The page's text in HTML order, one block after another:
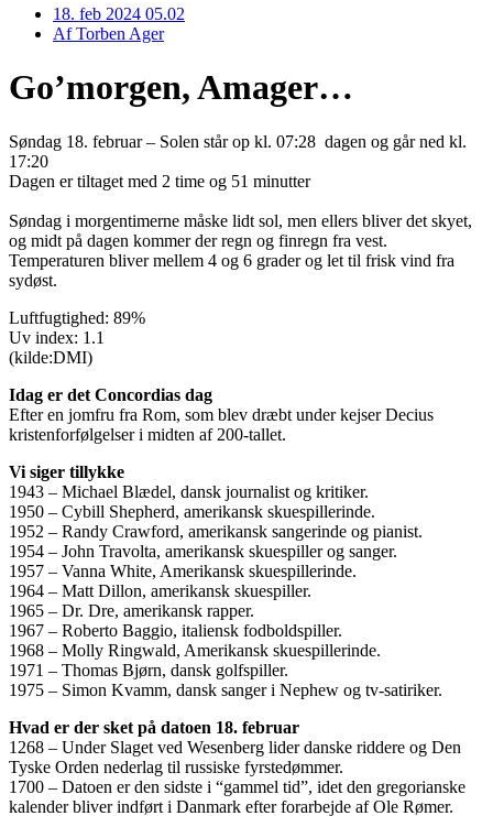
18. feb 2024 05.02
AfTorben Ager
Go’morgen, Amager…
Søndag 18. februar – Solen står op kl. 07:28 dagen og går ned kl.
17:20
Dagen er tiltaget med 2 time og 51 minutter
Søndag i morgentimerne måske lidt sol, men ellers bliver det skyet,
og midt på dagen kommer der regn og finregn fra vest.
Temperaturen bliver mellem 4 og 6 grader og let til frisk vind fra
sydøst.
Luftfugtighed: 89%
Uv index: 1.1
(kilde:DMI)
Idag er det Concordias dag
Efter en jomfru fra Rom, som blev dræbt under kejser Decius
kristenforfølgelser i midten af 200-tallet.
Vi siger tillykke
1943 – Michael Blædel, dansk journalist og kritiker.
1950 – Cybill Shepherd, amerikansk skuespillerinde.
1952 – Randy Crawford, amerikansk sangerinde og pianist.
1954 – John Travolta, amerikansk skuespiller og sanger.
1957 – Vanna White, Amerikansk skuespillerinde.
1964 – Matt Dillon, amerikansk skuespiller.
1965 – Dr. Dre, amerikansk rapper.
1967 – Roberto Baggio, italiensk fodboldspiller.
1968 – Molly Ringwald, Amerikansk skuespillerinde.
1971 – Thomas Bjørn, dansk golfspiller.
1975 – Simon Kvamm, dansk sanger i Nephew og tv-satiriker.
Hvad er der sket på datoen 18. februar
1268 – Under Slaget ved Wesenberg lider danske riddere og Den
Tyske Orden nederlag til russiske fyrstedømmer.
1700 – Datoen er den sidste i “gammel tid”, idet den gregorianske
kalender bliver indført i Danmark efter forarbejde af Ole Rømer.